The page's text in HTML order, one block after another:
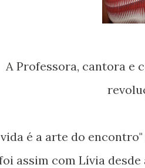
A Professora, cantora e compositora Lívia Barros mostra que samba
"A vida é a arte do